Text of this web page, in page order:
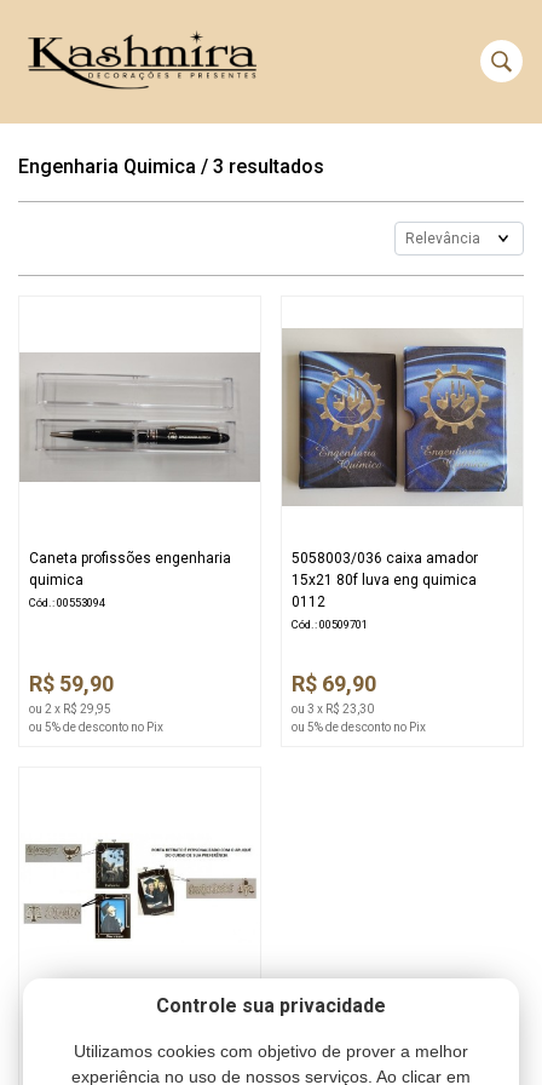
Controle sua privacidade
Utilizamos cookies com objetivo de prover a melhor
experiência no uso de nossos serviços. Ao clicar em
Engenharia Quimica / 3 resultados
Caneta profissões engenharia
quimica
Cód.: 00553094
R$ 59,90
ou 2 x R$ 29,95
ou 5% de desconto no Pix
5058003/036 caixa amador
15x21 80f luva eng quimica
0112
Cód.: 00509701
R$ 69,90
ou 3 x R$ 23,30
ou 5% de desconto no Pix
Cód.: 00427449